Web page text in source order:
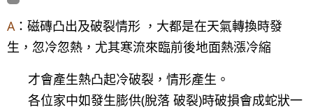
A：磁磚凸出及破裂情形 ，大都是在天氣轉換時發
生，忽冷忽熱，尤其寒流來臨前後地面熱漲冷縮
才會產生熱凸起冷破裂，情形產生。
各位家中如發生膨供(脫落 破裂)時破損會成蛇狀一